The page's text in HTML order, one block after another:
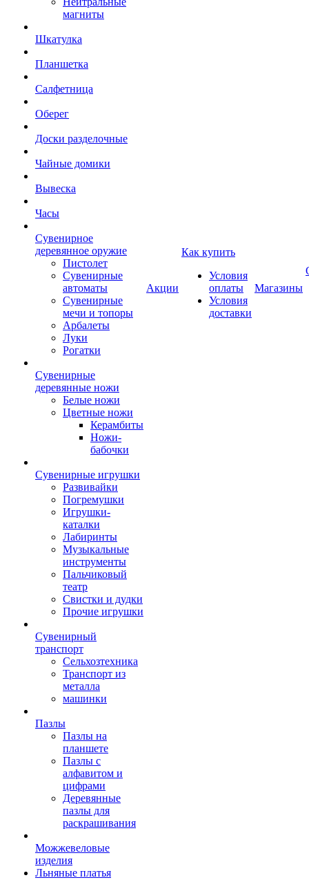
магниты
Шкатулка
Планшетка
Салфетница
Оберег
Доски разделочные
Чайные домики
Вывеска
Часы
Сувенирное
деревянное оружие
Пистолет
Сувенирные
автоматы
Сувенирные
мечи и топоры
Арбалеты
Луки
Рогатки
Сувенирные
деревянные ножи
Белые ножи
Цветные ножи
Керамбиты
Ножи-
бабочки
Сувенирные игрушки
Развивайки
Погремушки
Игрушки-
каталки
Лабиринты
Музыкальные
инструменты
Пальчиковый
театр
Свистки и дудки
Прочие игрушки
Сувенирный
транспорт
Сельхозтехника
Транспорт из
металла
машинки
Пазлы
Пазлы на
планшете
Пазлы с
алфавитом и
цифрами
Деревянные
пазлы для
раскрашивания
Можжевеловые
изделия
Льняные платья
Акции
Как купить
Условия
оплаты
Условия
доставки
Магазины